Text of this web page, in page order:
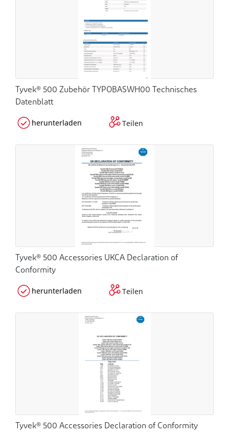
Tyvek® 500 Zubehör TYPOBASWH00 Technisches
Datenblatt
herunterladen Teilen
Tyvek® 500 Accessories UKCA Declaration of
Conformity
herunterladen Teilen
Tyvek® 500 Accessories Declaration of Conformity